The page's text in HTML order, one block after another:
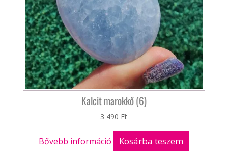
Kalcit marokkő (6)
3 490 Ft
Bővebb információ Kosárba teszem